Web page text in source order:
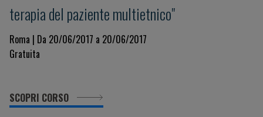
terapia del paziente multietnico"
Roma | Da 20/06/2017 a 20/06/2017
Gratuita
SCOPRI CORSO